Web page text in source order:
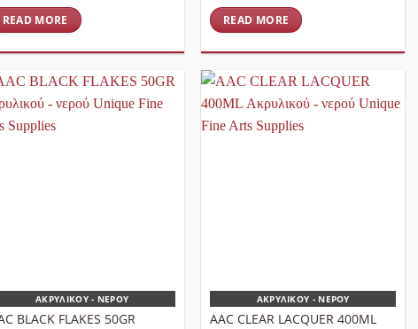
READ MORE READ MORE
ΑΚΡΥΛΙΚΟΎ - ΝΕΡΟΎ
BLACK FLAKES 50GR
ΑΚΡΥΛΙΚΟΎ - ΝΕΡΟΎ
AAC CLEAR LACQUER 400ML